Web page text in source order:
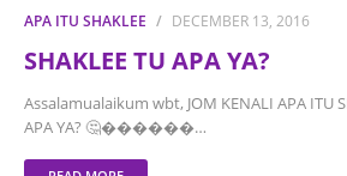
APA ITU SHAKLEE DECEMBER 13, 2016
SHAKLEE TU APA YA?
Assalamualaikum wbt, JOM KENALI APA ITU
APA YA? 🤔������…